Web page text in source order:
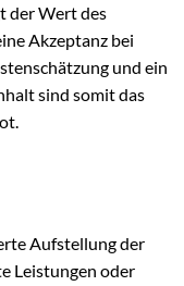
der Wert des
Akzeptanz bei
und ein
sind somit das
Aufstellung der
Leistungen oder